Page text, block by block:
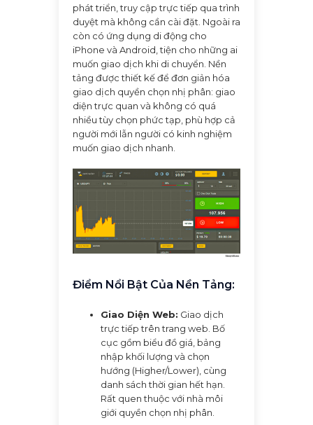
phát triển, truy cập trực tiếp qua trình
duyệt mà không cần cài đặt. Ngoài ra
còn có ứng dụng di động cho
iPhone và Android, tiện cho những ai
muốn giao dịch khi di chuyển. Nền
tảng được thiết kế để đơn giản hóa
giao dịch quyền chọn nhị phân: giao
diện trực quan và không có quá
nhiều tùy chọn phức tạp, phù hợp cả
người mới lẫn người có kinh nghiệm
muốn giao dịch nhanh.
Điểm Nổi Bật Của Nền Tảng:
Giao Diện Web: Giao dịch
trực tiếp trên trang web. Bố
cục gồm biểu đồ giá, bảng
nhập khối lượng và chọn
hướng (Higher/Lower), cùng
danh sách thời gian hết hạn.
Rất quen thuộc với nhà môi
giới quyền chọn nhị phân.